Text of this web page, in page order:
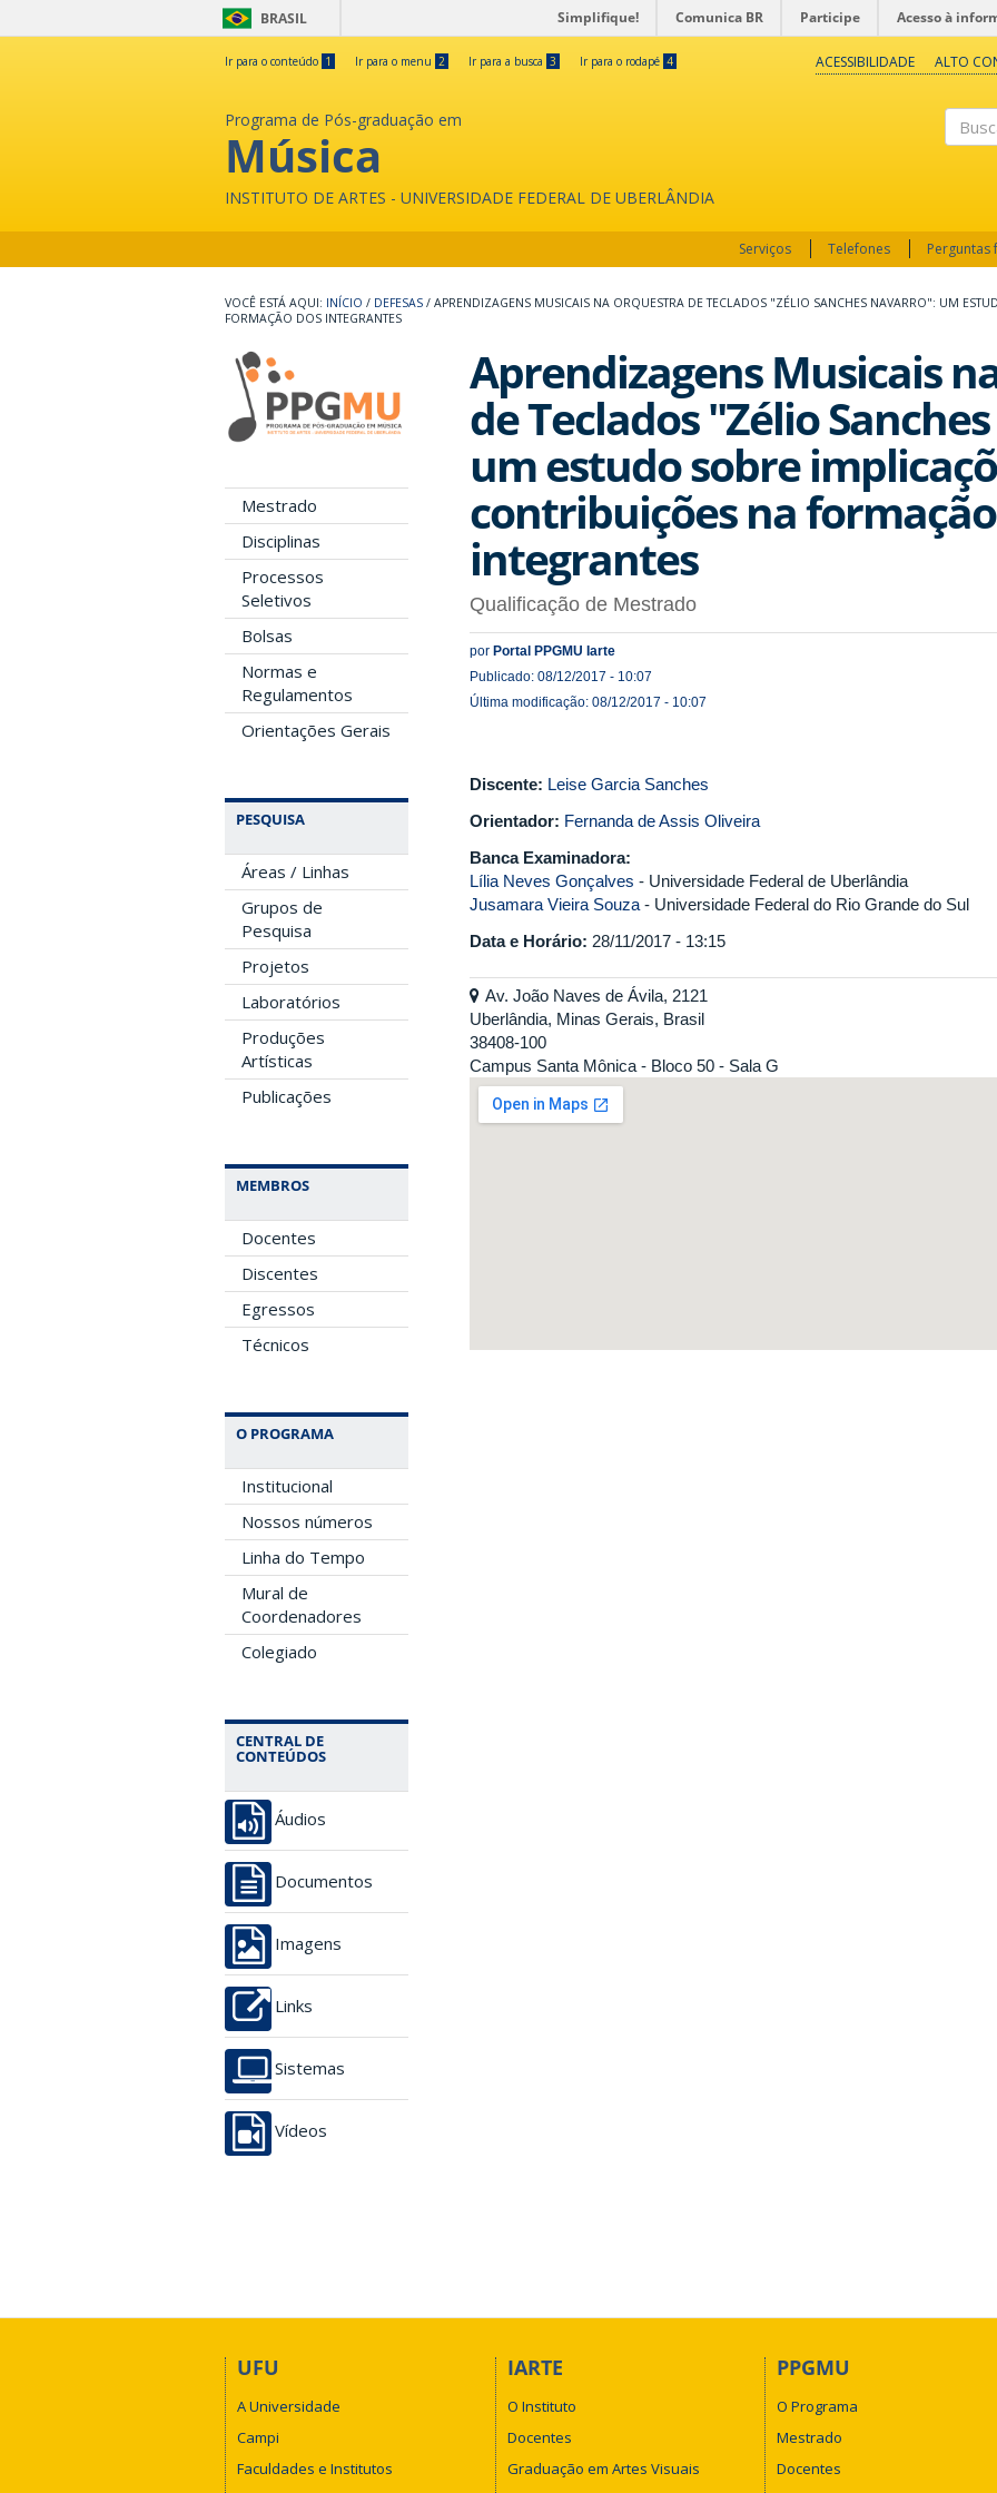
BRASIL Simplifique! Comunica BR Participe Acesso à
Ir para o conteúdo 1 Ir para o menu 2 Ir para a busca 3 Ir para o rodapé 4 ACESSIBILIDADE ALTO
Programa de Pós-graduação em
Música
INSTITUTO DE ARTES - UNIVERSIDADE FEDERAL DE UBERLÂNDIA
Serviços Telefones Perguntas
INÍCIO / DEFESAS / APRENDIZAGENS MUSICAIS NA ORQUESTRA DE TECLADOS "ZÉLIO SANCHES NAVARRO": UM
FORMAÇÃO DOS INTEGRANTES
Mestrado
Disciplinas
Processos
Seletivos
Bolsas
Normas e
Regulamentos
Orientações Gerais
PESQUISA
Áreas / Linhas
Grupos de
Pesquisa
Projetos
Laboratórios
Produções
Artísticas
Publicações
MEMBROS
Docentes
Discentes
Egressos
Técnicos
O PROGRAMA
Institucional
Nossos números
Linha do Tempo
Mural de
Coordenadores
Colegiado
CENTRAL DE
CONTEÚDOS
Áudios
Documentos
Imagens
Links
Sistemas
Vídeos
Aprendizagens Musicais
de Teclados "Zélio
um estudo sobre
contribuições na
integrantes
Qualificação de Mestrado
por Portal PPGMU Iarte
Publicado: 08/12/2017 - 10:07
Última modificação: 08/12/2017 - 10:07
Discente: Leise Garcia Sanches
Orientador: Fernanda de Assis Oliveira
Banca Examinadora:
Lília Neves Gonçalves - Universidade Federal de Uberlândia
Jusamara Vieira Souza - Universidade Federal do Rio Grande do Sul
Data e Horário: 28/11/2017 - 13:15
Av. João Naves de Ávila, 2121
Uberlândia, Minas Gerais, Brasil
38408-100
Campus Santa Mônica - Bloco 50 - Sala G
UFU
A Universidade
Campi
Faculdades e Institutos
IARTE
O Instituto
Docentes
Graduação em Artes Visuais
PPGMU
O Programa
Mestrado
Docentes